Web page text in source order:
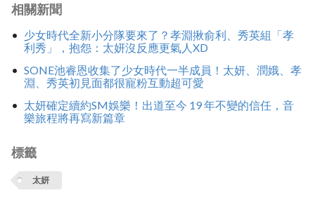
相關新聞
少女時代全新小分隊要來了？孝淵揪俞利、秀英組「孝
利秀」，抱怨：太妍沒反應更氣人XD
SONE池睿恩收集了少女時代一半成員！太妍、潤娥、孝
淵、秀英初見面都很寵粉互動超可愛
太妍確定續約SM娛樂！出道至今 19 年不變的信任，音
樂旅程將再寫新篇章
標籤
太妍